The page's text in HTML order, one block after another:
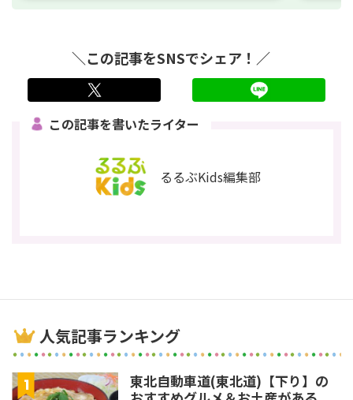
＼この記事をSNSでシェア！／
この記事を書いたライター
るるぶKids編集部
人気記事ランキング
東北自動車道(東北道)【下り】の